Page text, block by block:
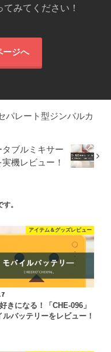
みてください！
ージへ
パレート型ジンバルカ
ブルミキサー
実機レビュー！
。
アイテム＆グッズレビュー
きになる！「CHE-096」
ルバッテリーをレビュー！